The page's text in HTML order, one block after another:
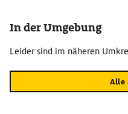
In der Umgebung
Leider sind im näheren
Alle